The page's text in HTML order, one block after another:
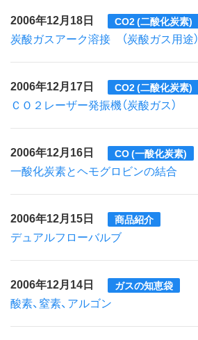
2006年12月18日 CO2 (二酸化炭素)
炭酸ガスアーク溶接 （炭酸ガス用途）
2006年12月17日 CO2 (二酸化炭素)
ＣＯ２レーザー発振機（炭酸ガス）
2006年12月16日 CO (一酸化炭素)
一酸化炭素とヘモグロビンの結合
2006年12月15日 商品紹介
デュアルフローバルブ
2006年12月14日 ガスの知恵袋
酸素、窒素、アルゴン